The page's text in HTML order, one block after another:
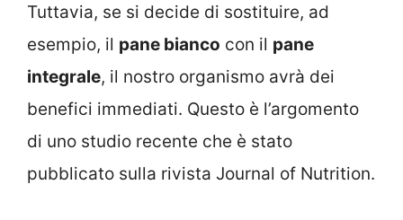
Tuttavia, se si decide di sostituire, ad
esempio, il pane bianco con il pane
integrale, il nostro organismo avrà dei
benefici immediati. Questo è l’argomento
di uno studio recente che è stato
pubblicato sulla rivista Journal of Nutrition.